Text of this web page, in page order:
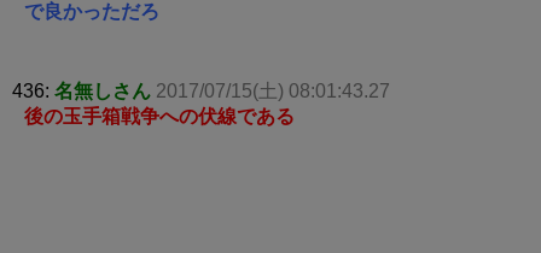
で良かっただろ
436: 名無しさん 2017/07/15(土) 08:01:43.27
後の玉手箱戦争への伏線である